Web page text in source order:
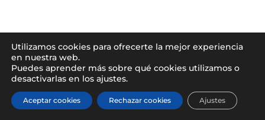
Utilizamos cookies para ofrecerte la mejor experiencia
en nuestra web.
Puedes aprender más sobre qué cookies utilizamos o
desactivarlas en los ajustes.
Aceptar cookies Rechazar cookies Ajustes